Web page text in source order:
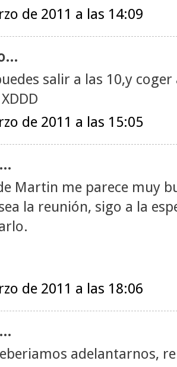
de 2011 a las 14:09
salir a las 10,y
de 2011 a las 15:05
Martin me parece muy
la reunión, sigo a la
de 2011 a las 18:06
adelantarnos,